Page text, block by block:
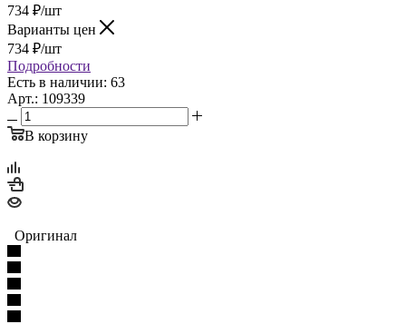
734 ₽/шт
Варианты цен
734 ₽/шт
Подробности
Есть в наличии: 63
Арт.: 109339
В корзину
Оригинал